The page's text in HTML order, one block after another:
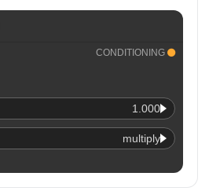
CONDITIONING
1.000
multiply